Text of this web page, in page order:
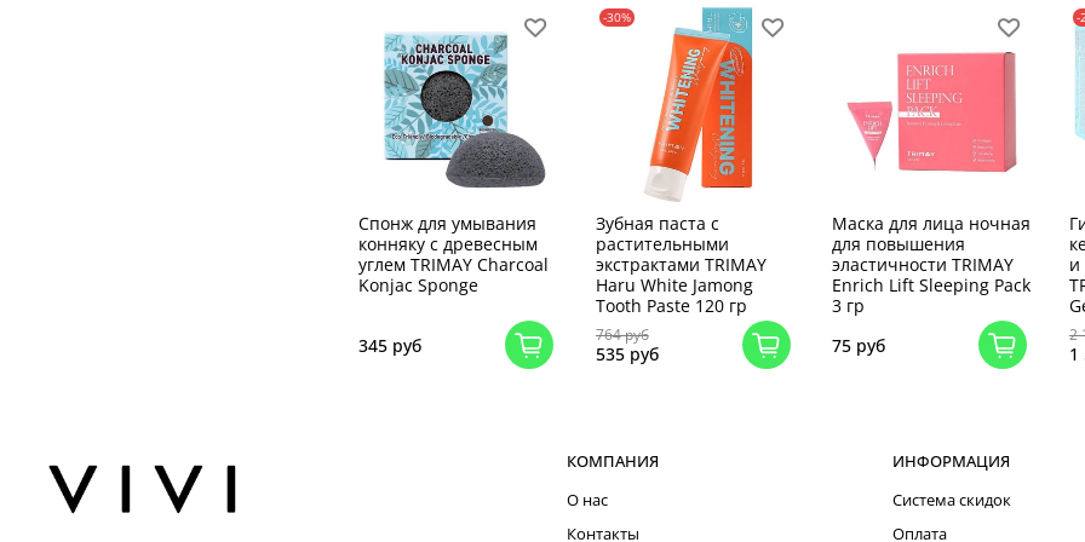
Спонж для умывания
конняку с древесным
углем TRIMAY Charcoal
Konjac Sponge
345 руб
-30%
Зубная паста с
растительными
экстрактами TRIMAY
Haru White Jamong
Tooth Paste 120 гр
764 руб
535 руб
Маска для лица ночная
для повышения
эластичности TRIMAY
Enrich Lift Sleeping Pack
3 гр
75 руб
-
и
2
1
КОМПАНИЯ
О нас
Контакты
ИНФОРМАЦИЯ
Система скидок
Оплата